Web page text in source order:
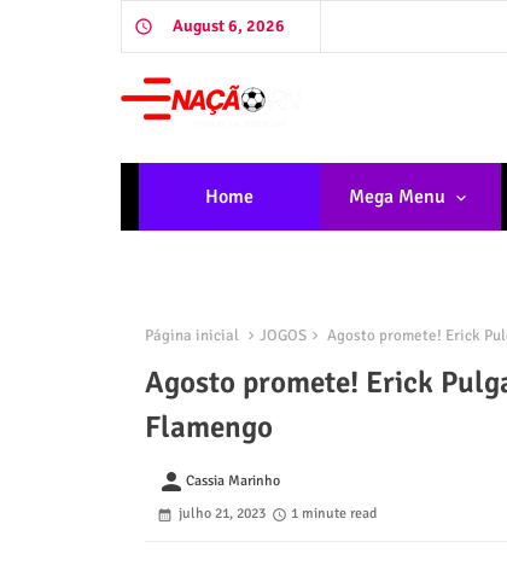
August 6, 2026
Home Mega Menu
Página inicial JOGOS Agosto promete! Erick
Agosto promete! Erick
Flamengo
person Cassia Marinho
julho 21, 2023
1 minute read